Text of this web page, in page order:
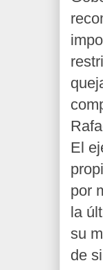
El
por
la
su
de